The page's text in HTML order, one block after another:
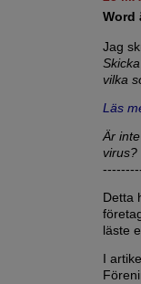
Word
Jag
vilka
Läs
Är
virus?
Detta
läste
I